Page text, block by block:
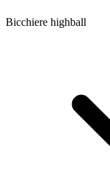
Bicchiere highball